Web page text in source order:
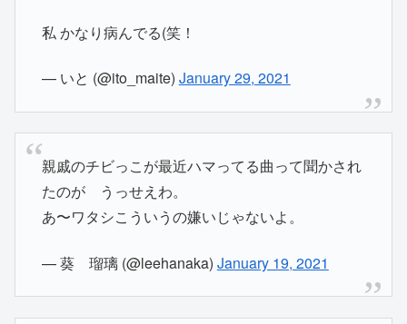
私 かなり病んでる(笑！
— いと (@ito_maite) January 29, 2021
親戚のチビっこが最近ハマってる曲って聞かされ
たのが うっせえわ。
あ〜ワタシこういうの嫌いじゃないよ。
— 葵 瑠璃 (@leehanaka) January 19, 2021